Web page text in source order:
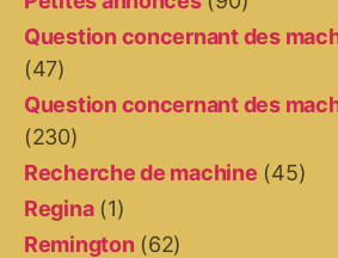
Question concernant des
(47)
Question concernant des
(230)
Recherche de machine (45)
Regina(1)
Remington (62)